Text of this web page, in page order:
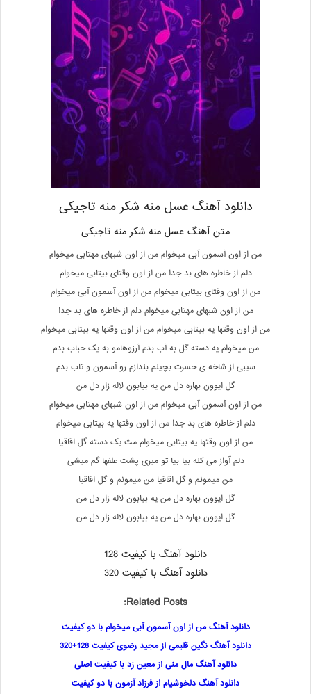
دانلود آهنگ عسل منه شکر منه تاجیکی
متن آهنگ عسل منه شکر منه تاجیکی
من از اون آسمون آبی میخوام من از اون شبهای مهتابی میخوام
دلم از خاطره های بد جدا من از اون وقتای بیتابی میخوام
من از اون وقتای بیتابی میخوام من از اون آسمون آبی میخوام
من از اون شبهای مهتابی میخوام دلم از خاطره های بد جدا
من از اون وقتها یه بیتابی میخوام من از اون وقتها یه بیتابی میخوام
من میخوام یه دسته گل به آب بدم آرزوهامو به یک حباب بدم
سیبی از شاخه ی حسرت بچینم بندازم رو آسمون و تاب بدم
گل ایوون بهاره دل من یه بیابون لاله زار دل من
من از اون آسمون آبی میخوام من از اون شبهای مهتابی میخوام
دلم از خاطره های بد جدا من از اون وقتها یه بیتابی میخوام
من از اون وقتها یه بیتابی میخوام مث یک دسته گل اقاقیا
دلم آواز می کنه بیا بیا تو میری پشت علفها گم میشی
من میمونم و گل اقاقیا من میمونم و گل اقاقیا
گل ایوون بهاره دل من یه بیابون لاله زار دل من
گل ایوون بهاره دل من یه بیابون لاله زار دل من
دانلود آهنگ با کیفیت 128
دانلود آهنگ با کیفیت 320
Related Posts:
دانلود آهنگ من از اون آسمون آبی میخوام با دو کیفیت
دانلود آهنگ نگین قلبمی از مجید رضوی کیفیت 128+320
دانلود آهنگ مال منی از معین زد با کیفیت اصلی
دانلود آهنگ دلخوشیام از فرزاد آزمون با دو کیفیت